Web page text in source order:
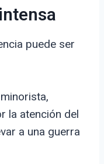
puede ser
la atención del
a una guerra